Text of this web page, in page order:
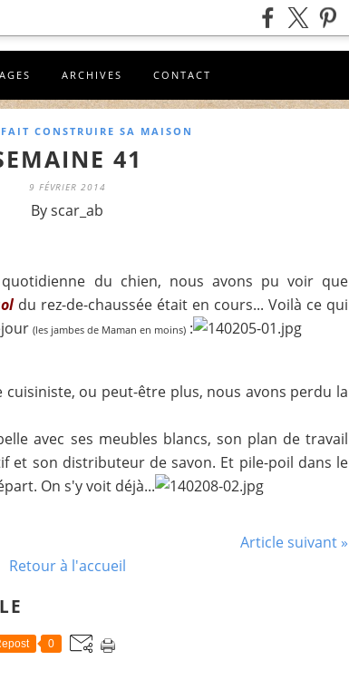
ARCHIVES CONTACT
CONSTRUIRE SA MAISON
41
9 FÉVRIER 2014
By scar_ab
du chien, nous avons pu voir que
du rez-de-chaussée était en cours... Voilà ce qui
(les jambes de Maman en moins) :
cuisiniste, ou peut-être plus, nous avons perdu la
avec ses meubles blancs, son plan de travail
et son distributeur de savon. Et pile-poil dans le
On s'y voit déjà...
Article suivant »
Retour à l'accueil
0